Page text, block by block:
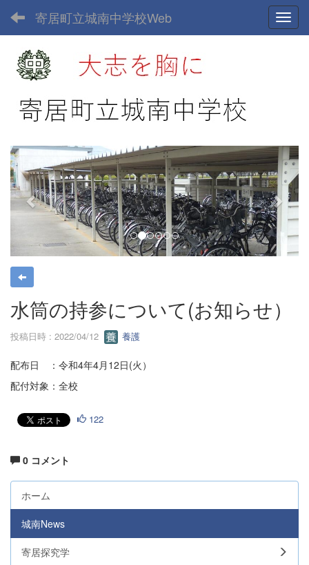
寄居町立城南中学校Web
p
r
e
v
o
u
s
n
e
x
t
水筒の持参について(お知らせ）
投稿日時 : 2022/04/12 養護
配布日 ：令和4年4月12日(火）
配付対象：全校
122
0 コメント
ホーム
城南News
寄居探究学